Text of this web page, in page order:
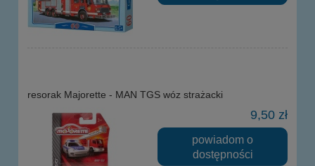
resorak Majorette - MAN TGS wóz strażacki
9,50 zł
powiadom o
dostępności